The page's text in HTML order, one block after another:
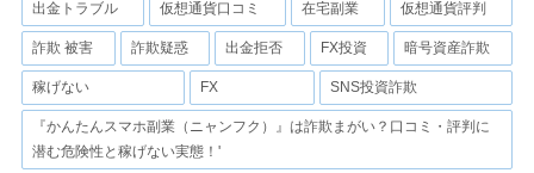
出金トラブル 仮想通貨口コミ 在宅副業 仮想通貨評判
詐欺 被害 詐欺疑惑 出金拒否 FX投資 暗号資産詐欺
稼げない FX SNS投資詐欺
『かんたんスマホ副業（ニャンフク）』は詐欺まがい？口コミ・評判に
潜む危険性と稼げない実態！'